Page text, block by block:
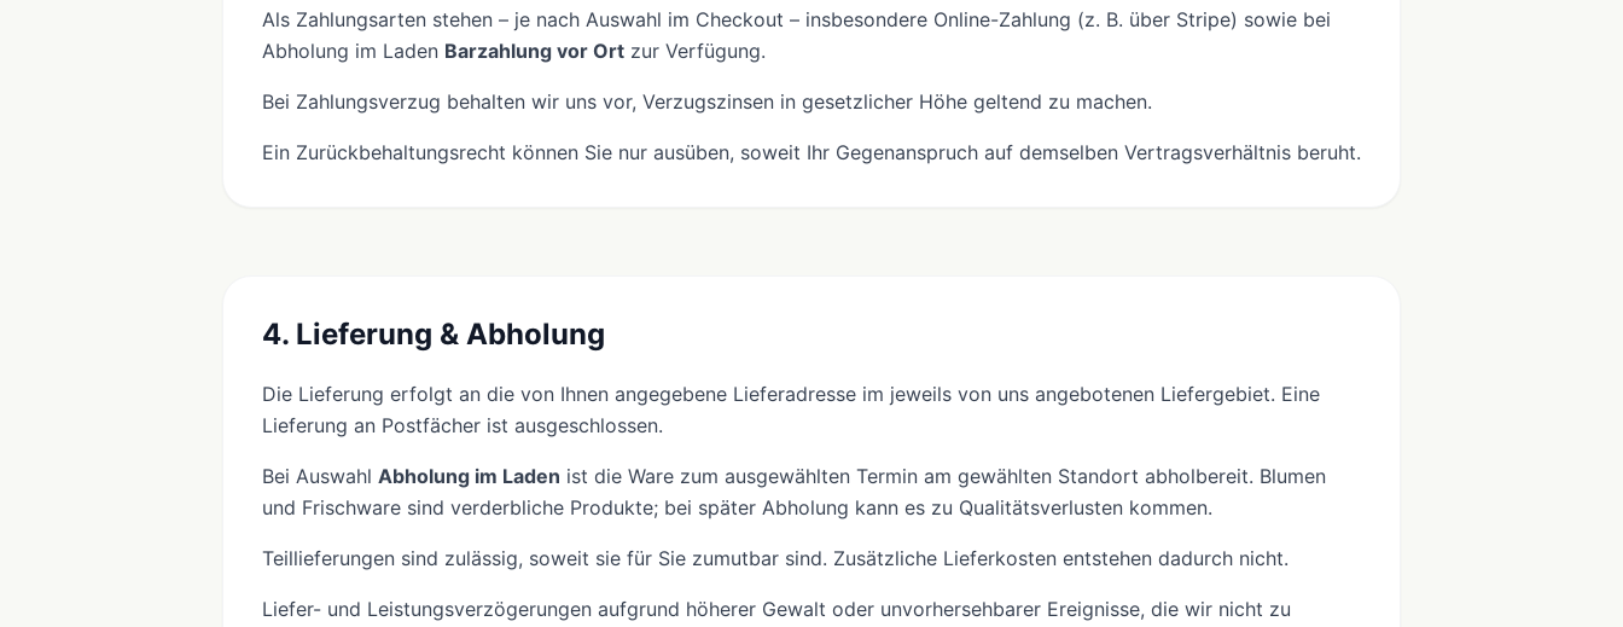
Als Zahlungsarten stehen – je nach Auswahl im Checkout – insbesondere Online-Zahlung (z. B. über Stripe) sowie bei
Abholung im Laden Barzahlung vor Ort zur Verfügung.
Bei Zahlungsverzug behalten wir uns vor, Verzugszinsen in gesetzlicher Höhe geltend zu machen.
Ein Zurückbehaltungsrecht können Sie nur ausüben, soweit Ihr Gegenanspruch auf demselben Vertragsverhältnis beruht.
4. Lieferung & Abholung
Die Lieferung erfolgt an die von Ihnen angegebene Lieferadresse im jeweils von uns angebotenen Liefergebiet. Eine
Lieferung an Postfächer ist ausgeschlossen.
Bei Auswahl Abholung im Laden ist die Ware zum ausgewählten Termin am gewählten Standort abholbereit. Blumen
und Frischware sind verderbliche Produkte; bei später Abholung kann es zu Qualitätsverlusten kommen.
Teillieferungen sind zulässig, soweit sie für Sie zumutbar sind. Zusätzliche Lieferkosten entstehen dadurch nicht.
Liefer- und Leistungsverzögerungen aufgrund höherer Gewalt oder unvorhersehbarer Ereignisse, die wir nicht zu